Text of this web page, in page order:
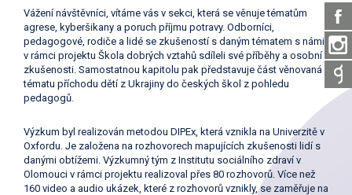
Vážení návštěvníci, vítáme vás v sekci, která se věnuje tématům
agrese, kyberšikany a poruch příjmu potravy. Odborníci,
pedagogové, rodiče a lidé se zkušeností s daným tématem s námi
v rámci projektu Škola dobrých vztahů sdíleli své příběhy a osobní
zkušenosti. Samostatnou kapitolu pak představuje část věnovaná
tématu příchodu dětí z Ukrajiny do českých škol z pohledu
pedagogů.
Výzkum byl realizován metodou DIPEx, která vznikla na Univerzitě v
Oxfordu. Je založena na rozhovorech mapujících zkušenosti lidí s
danými obtížemi. Výzkumný tým z Institutu sociálního zdraví v
Olomouci v rámci projektu realizoval přes 80 rozhovorů. Více než
160 video a audio ukázek, které z rozhovorů vznikly, se zaměřuje na